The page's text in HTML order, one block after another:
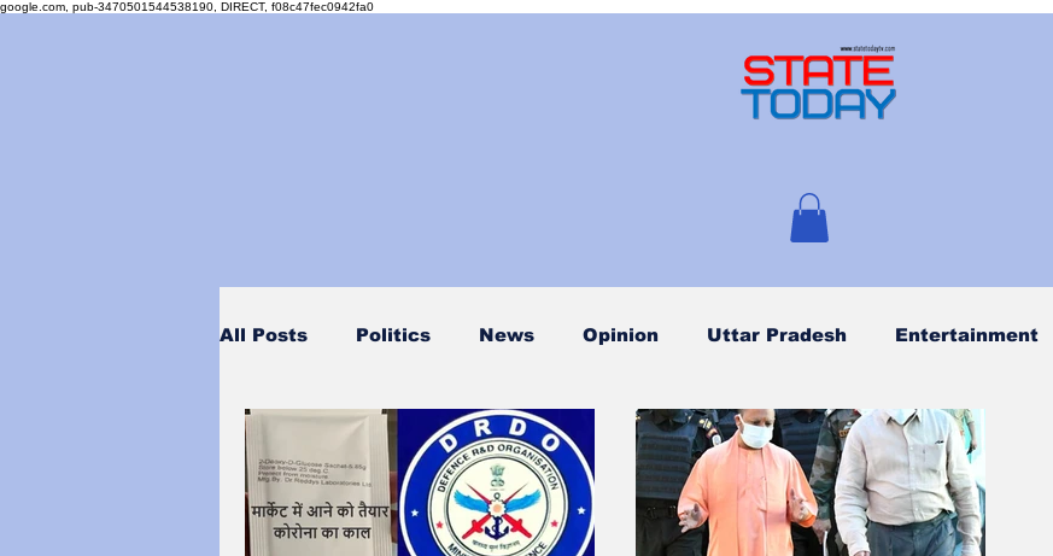
google.com, pub-3470501544538190, DIRECT, f08c47fec0942fa0
All Posts Politics News Opinion Uttar Pradesh Entertainment
Personality